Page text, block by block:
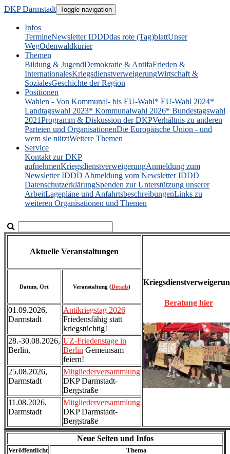
DKP Darmstadt Toggle navigation
Infos
TermineNewsletter IDDDdas rote (Tag)blattUnser
WegOdenwaldkurier
Themen
Bildung & JugendDemokratie & AntifaFrieden &
InternationalesKriegsdienstverweigerungWirtschaft &
SozialesGeschichte der Region
Positionen
Wahlen - Von Kommunal- bis EU-Wahl* EU-Wahl 2024*
Landtagswahl 2023* Kommunalwahl 2026* Bundestagswahl
2021Programm & Diskussion der DKPVerhältnis zu anderen
Parteien und OrganisationenDie Europäische Union - und
wem sie nütztWeitere Themen
Service
Kontakt zur DKP
aufnehmenKriegsdienstverweigerungAnmeldung zum
Newsletter IDDD Abmeldung vom Newsletter IDDD
DatenschutzerklärungSpenden zur Unterstützung unserer
ArbeitLagepläne und AnfahrtsbeschreibungenLinks zu
weiteren Organisationen und Themen
Aktuelle Veranstaltungen
Beratung hier
Datum, Ort Veranstaltung (Details)
01.09.2026,
Darmstadt
Antikriegstag 2026
Friedensfähig statt
kriegstüchtig!
28.-30.08.2026,
Berlin,
UZ-Friedenstage in
Berlin Gemeinsam
feiern!
25.08.2026,
Darmstadt
Mitgliederversammlung
DKP Darmstadt-
Bergstraße
11.08.2026,
Darmstadt
Mitgliederversammlung
DKP Darmstadt-
Bergstraße
Neue Seiten und Infos
Veröffentlicht Thema